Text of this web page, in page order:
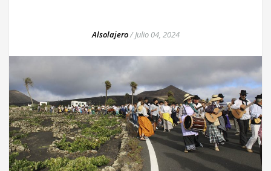
Alsolajero/Julio 04, 2024